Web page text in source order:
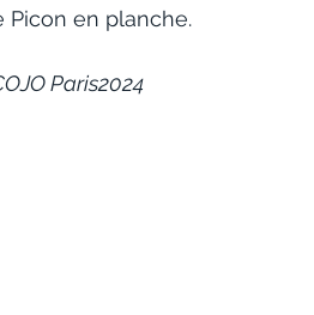
Picon en planche.
Paris2024